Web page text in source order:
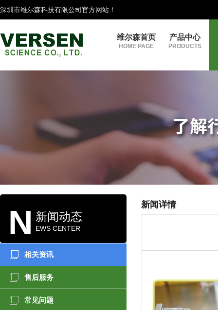
深圳市维尔森科技有限公司官方网站！
维尔森首页
HOME PAGE
产品中心
PRODUCTS
N 新闻动态
EWS CENTER
相关资讯
售后服务
常见问题
新闻详情